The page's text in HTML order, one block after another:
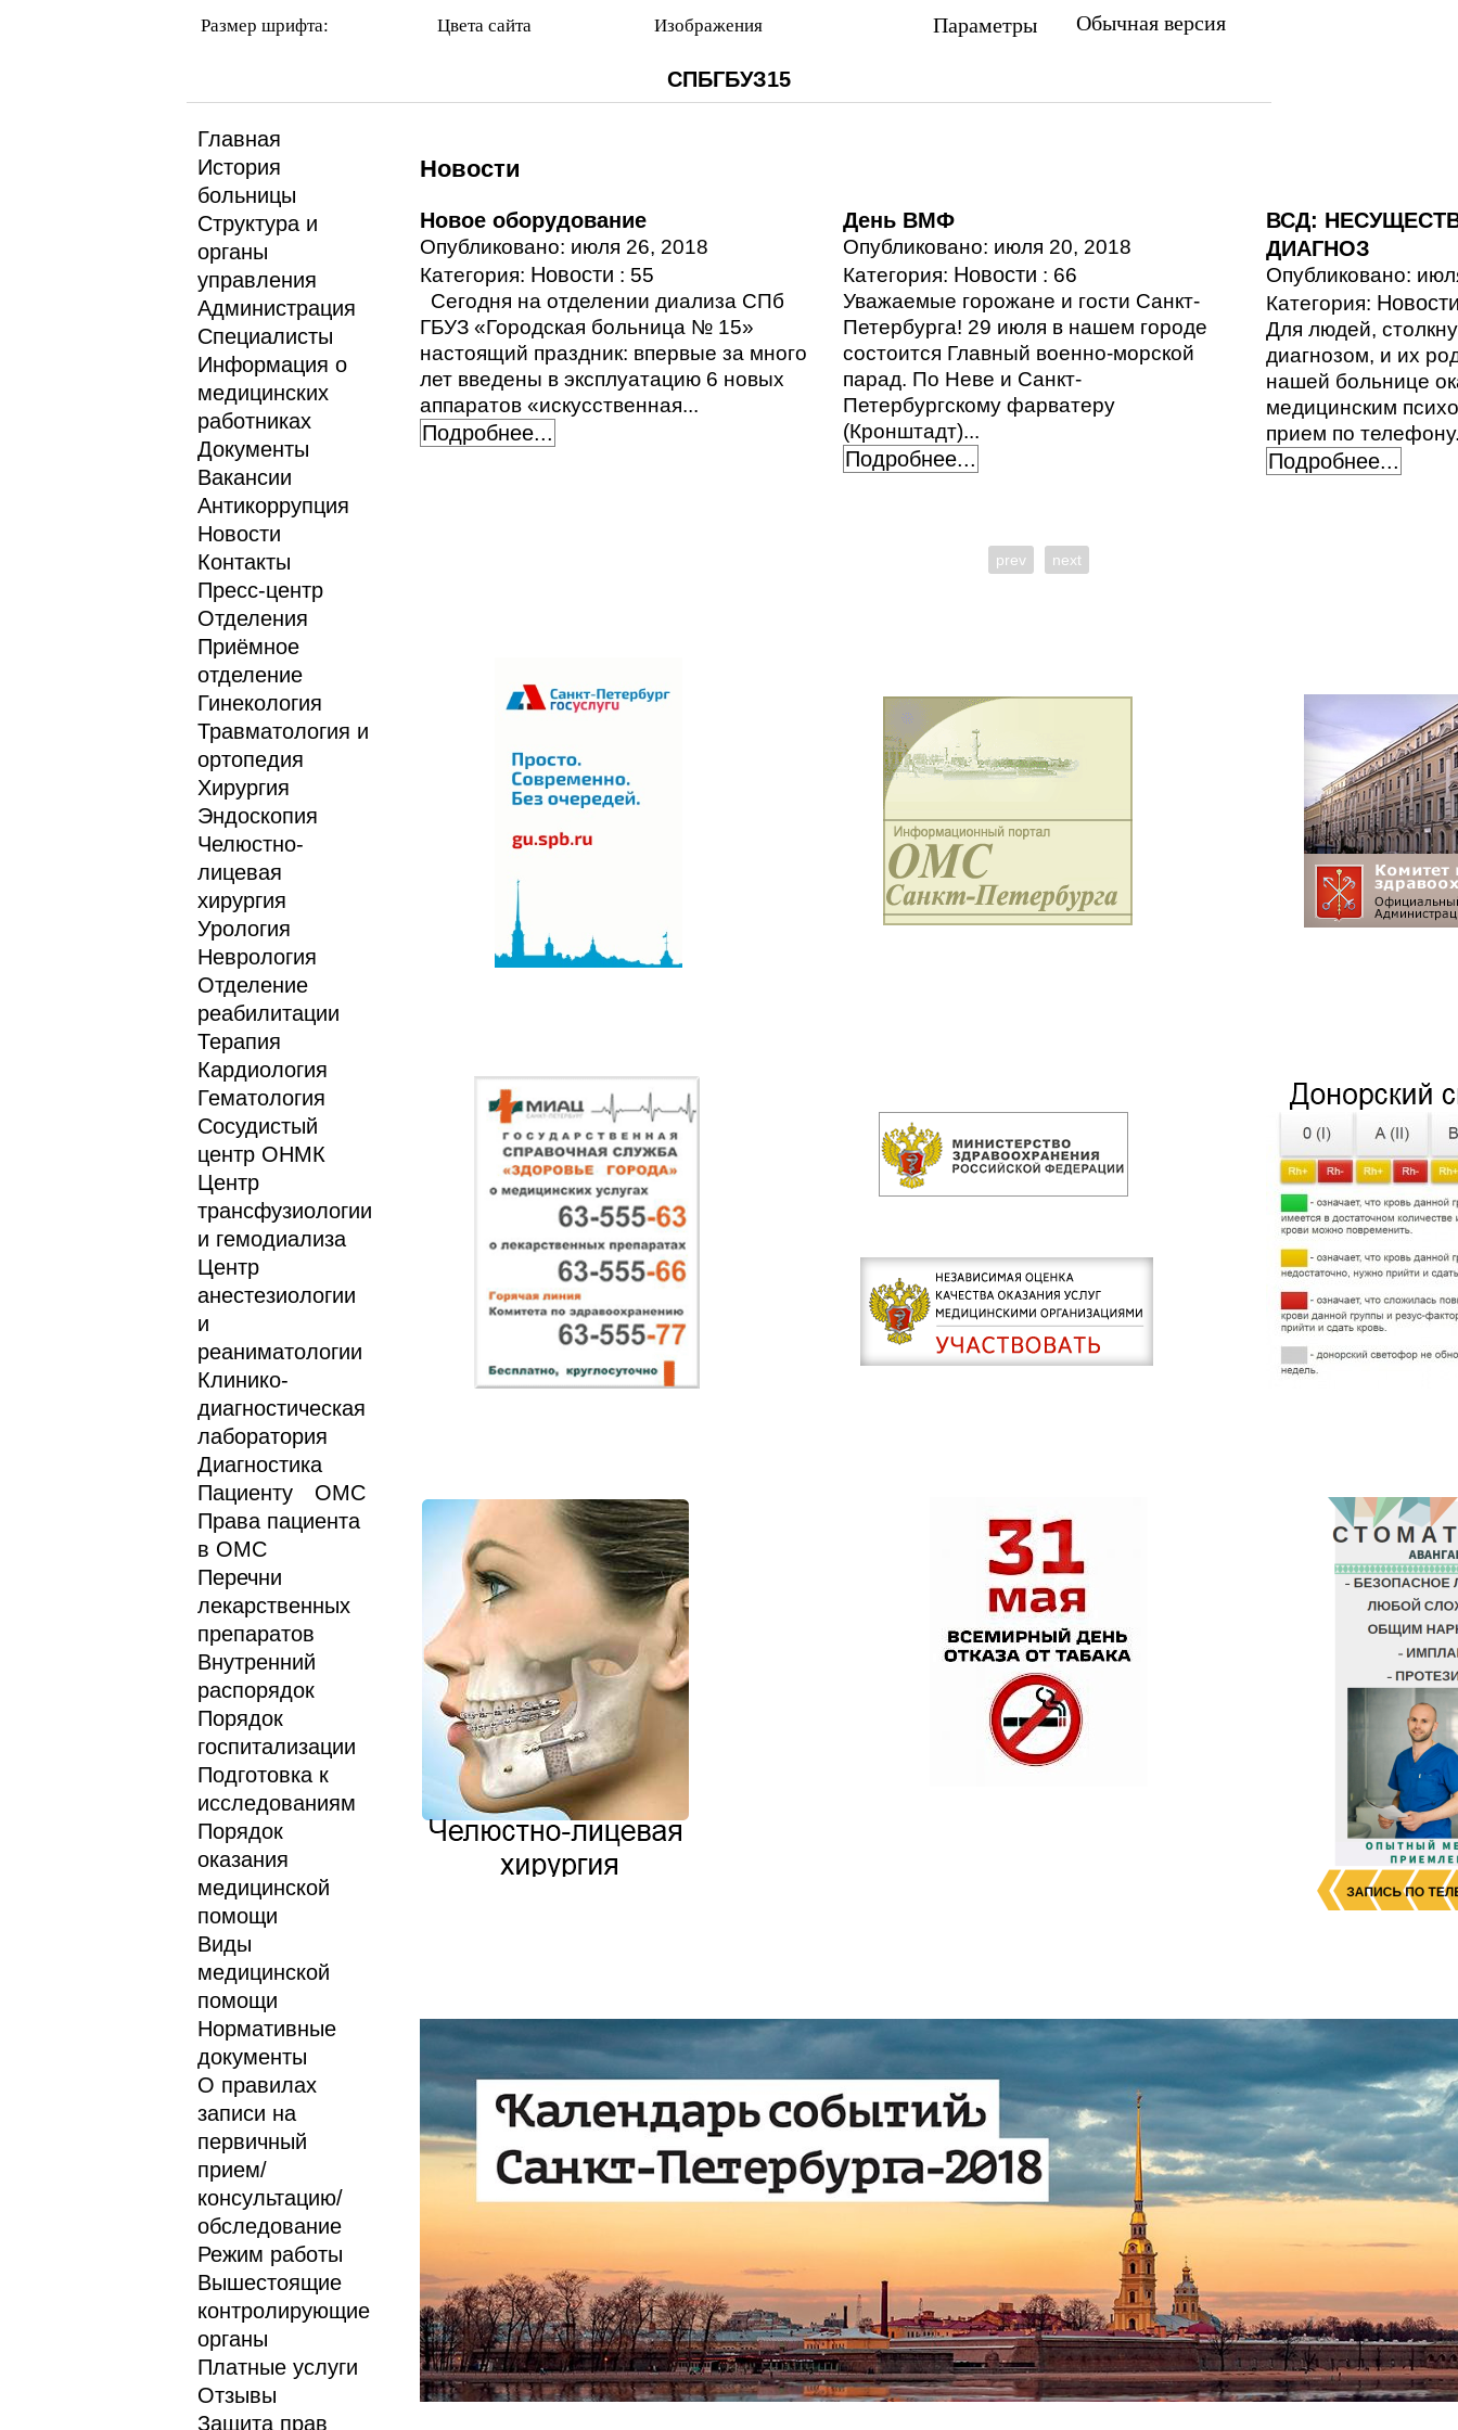
Размер шрифта: Цвета сайта Изображения Параметры Обычная версия
СПБГБУЗ15
Главная
История
больницы
Структура и
органы
управления
Администрация
Специалисты
Информация о
медицинских
работниках
Документы
Вакансии
Антикоррупция
Новости
Контакты
Пресс-центр
Отделения
Приёмное
отделение
Гинекология
Травматология и
ортопедия
Хирургия
Эндоскопия
Челюстно-
лицевая
хирургия
Урология
Неврология
Отделение
реабилитации
Терапия
Кардиология
Гематология
Сосудистый
центр ОНМК
Центр
трансфузиологии
и гемодиализа
Центр
анестезиологии
и
реаниматологии
Клинико-
диагностическая
лаборатория
Диагностика
Пациенту
ОМС
Права пациента
в ОМС
Перечни
лекарственных
препаратов
Внутренний
распорядок
Порядок
госпитализации
Подготовка к
исследованиям
Порядок
оказания
медицинской
помощи
Виды
медицинской
помощи
Нормативные
документы
О правилах
записи на
первичный
прием/
консультацию/
обследование
Режим работы
Вышестоящие
контролирующие
органы
Платные услуги
Отзывы
Защита прав
Новости
номера городских
мая 03, 2018 Категория:
посетители сайта,
внимание: с 1.05.2018 года в
Учреждении изменились
городских телефонов.
Новое оборудование
Опубликовано: июля 26, 2018
Категория: Новости : 55
Сегодня на отделении диализа СПб
ГБУЗ «Городская больница № 15»
настоящий праздник: впервые за много
лет введены в эксплуатацию 6 новых
аппаратов «искусственная...
Подробнее...
День ВМФ
Опубликовано: июля 20, 2018
Категория: Новости : 66
Уважаемые горожане и гости Санкт-
Петербурга! 29 июля в нашем городе
состоится Главный военно-морской
парад. По Неве и Санкт-
Петербургскому фарватеру
(Кронштадт)...
Подробнее...
ВСД:
ДИАГНОЗ
Опубликовано:
Категория:
Для людей,
диагнозом, и их
нашей больнице
медицинским
прием по
Подробнее...
prev next